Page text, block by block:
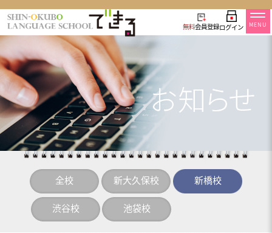
無料会員登録ログイン MENU
全校 新大久保校 新橋校
渋谷校 池袋校